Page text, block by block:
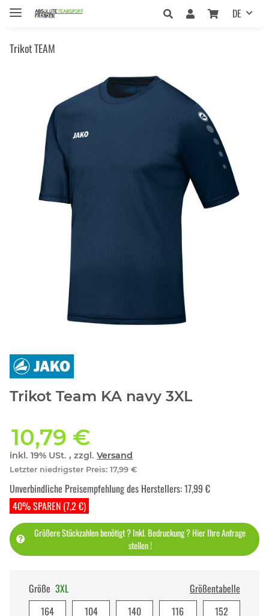
DE
Trikot TEAM
Trikot Team KA navy 3XL
10,79 €
inkl. 19% USt. , zzgl. Versand
Letzter niedrigster Preis: 17,99 €
40% SPAREN (7,2 €)
Unverbindliche Preisempfehlung des Herstellers:17,99 €
Größere Stückzahlen benötigt ? Inkl. Bedruckung ? Hier Ihre Anfrage
stellen !
Größe 3XL
Größentabelle
164
104 140 116
152